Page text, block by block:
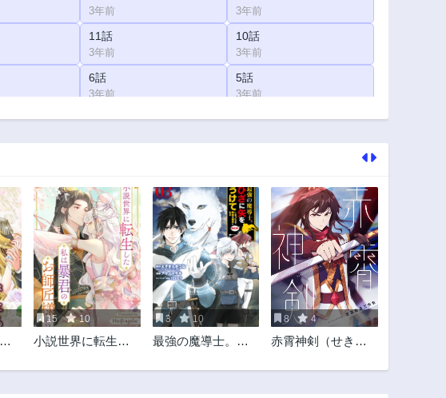
3年前 3年前
11話
3年前
10話
3年前
6話
3年前
5話
3年前
2話 1話
15 10
小説世界に転生し
匠様に！？
3 10
最強の魔導士。ひ
まったので田舎の
8 4
赤霄神剣（せきし